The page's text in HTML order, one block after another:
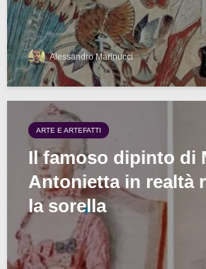
Alessandro Marinucci
ARTE E ARTEFATTI
Il famoso dipinto di
Antonietta in realtà
la sorella